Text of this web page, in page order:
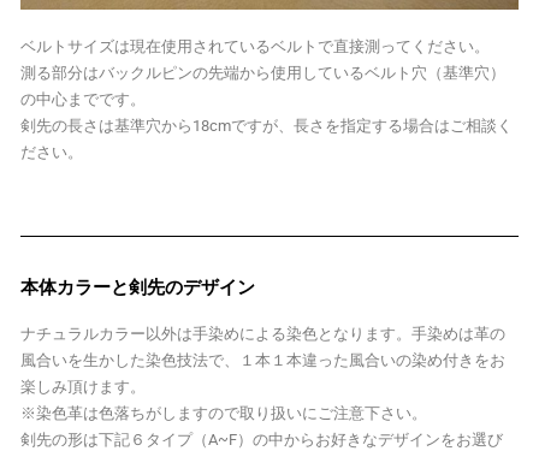
ベルトサイズは現在使用されているベルトで直接測ってください。
測る部分はバックルピンの先端から使用しているベルト穴（基準穴）
の中心までです。
剣先の長さは基準穴から18cmですが、長さを指定する場合はご相談く
ださい。
本体カラーと剣先のデザイン
ナチュラルカラー以外は手染めによる染色となります。手染めは革の
風合いを生かした染色技法で、１本１本違った風合いの染め付きをお
楽しみ頂けます。
※染色革は色落ちがしますので取り扱いにご注意下さい。
剣先の形は下記６タイプ（A~F）の中からお好きなデザインをお選び